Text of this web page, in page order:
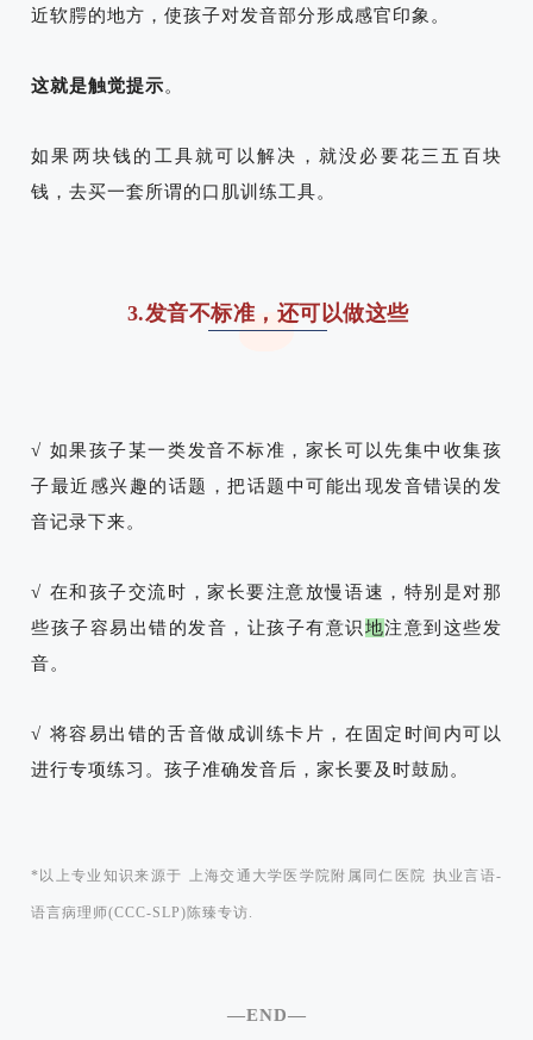
近软腭的地方，使孩子对发音部分形成感官印象。
这就是触觉提示。
如果两块钱的工具就可以解决 ，就没必要花三五百块
钱，去买一套所谓的口肌训练工具。
3.发音不标准，还可以做这些
√ 如果孩子某一类发音不标准，家长可以先集中收集孩
子最近感兴趣的话题，把话题中可能出现发音错误的发
音记录下来。
√ 在和孩子交流时，家长要注意放慢语速，特别是对那
些孩子容易出错的发音，让孩子有意识地注意到这些发
音。
√ 将容易出错的舌音做成训练卡片，在固定时间内可以
进行专项练习。孩子准确发音后，家长要及时鼓励。
*以上专业知识来源于 上海交通大学医学院附属同仁医院 执业言语-
语言病理师(CCC-SLP)陈臻专访.
—END—